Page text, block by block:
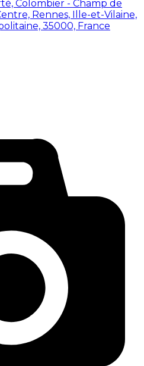
Colombier - Champ de
Rennes, Ille-et-Vilaine,
35000, France